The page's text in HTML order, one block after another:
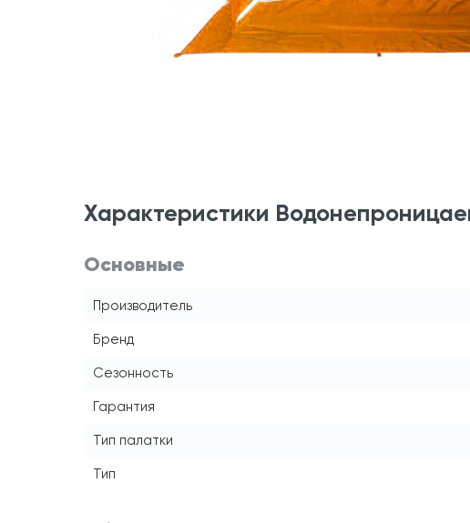
Характеристики
Основные
Производитель
Бренд
Сезонность
Гарантия
Тип палатки
Тип